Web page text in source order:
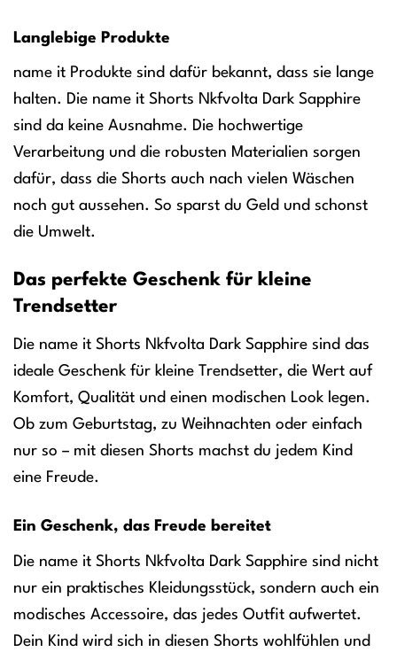
Langlebige Produkte
name it Produkte sind dafür bekannt, dass sie lange
halten. Die name it Shorts Nkfvolta Dark Sapphire
sind da keine Ausnahme. Die hochwertige
Verarbeitung und die robusten Materialien sorgen
dafür, dass die Shorts auch nach vielen Wäschen
noch gut aussehen. So sparst du Geld und schonst
die Umwelt.
Das perfekte Geschenk für kleine
Trendsetter
Die name it Shorts Nkfvolta Dark Sapphire sind das
ideale Geschenk für kleine Trendsetter, die Wert auf
Komfort, Qualität und einen modischen Look legen.
Ob zum Geburtstag, zu Weihnachten oder einfach
nur so – mit diesen Shorts machst du jedem Kind
eine Freude.
Ein Geschenk, das Freude bereitet
Die name it Shorts Nkfvolta Dark Sapphire sind nicht
nur ein praktisches Kleidungsstück, sondern auch ein
modisches Accessoire, das jedes Outfit aufwertet.
Dein Kind wird sich in diesen Shorts wohlfühlen und